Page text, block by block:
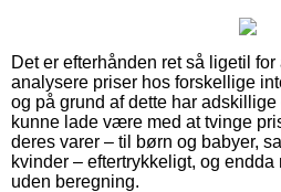
Det er efterhånden ret så ligetil
analysere priser hos forskellige
og på grund af dette har
kunne lade være med at tvinge
deres varer – til børn og babyer,
kvinder – eftertrykkeligt, og
uden beregning.